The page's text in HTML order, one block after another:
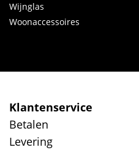
Wijnglas
Woonaccessoires
Klantenservice
Betalen
Levering